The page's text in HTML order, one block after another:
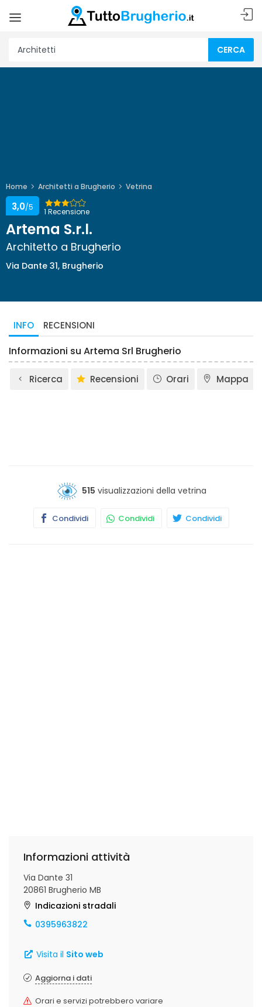
CERCA
Home Architetti a Brugherio Vetrina
1 Recensione
3,0/5
Artema S.r.l.
Architetto a Brugherio
Via Dante 31, Brugherio
INFO RECENSIONI
Informazioni su Artema Srl Brugherio
Ricerca Recensioni Orari Mappa
515 visualizzazioni della vetrina
Condividi Condividi Condividi
Informazioni attività
Via Dante 31
20861 Brugherio MB
Indicazioni stradali
0395963822
Visita il Sito web
Aggiorna i dati
Orari e servizi potrebbero variare